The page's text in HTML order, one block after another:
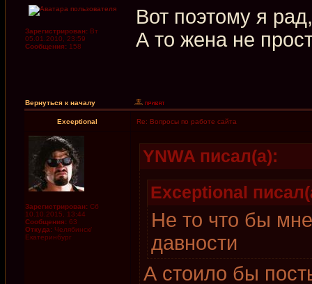
Зарегистрирован: Вт
05.01.2010, 23:59
Сообщения: 158
Вот поэтому я
А то жена не
Вернуться к началу
Exceptional Re: Вопросы по работе сайта
Зарегистрирован: Сб
10.10.2015, 13:44
Сообщения: 63
Откуда: Челябинск/
Екатеринбург
YNWA писал(а):
Exceptional
Не то что бы
давности
А стоило бы